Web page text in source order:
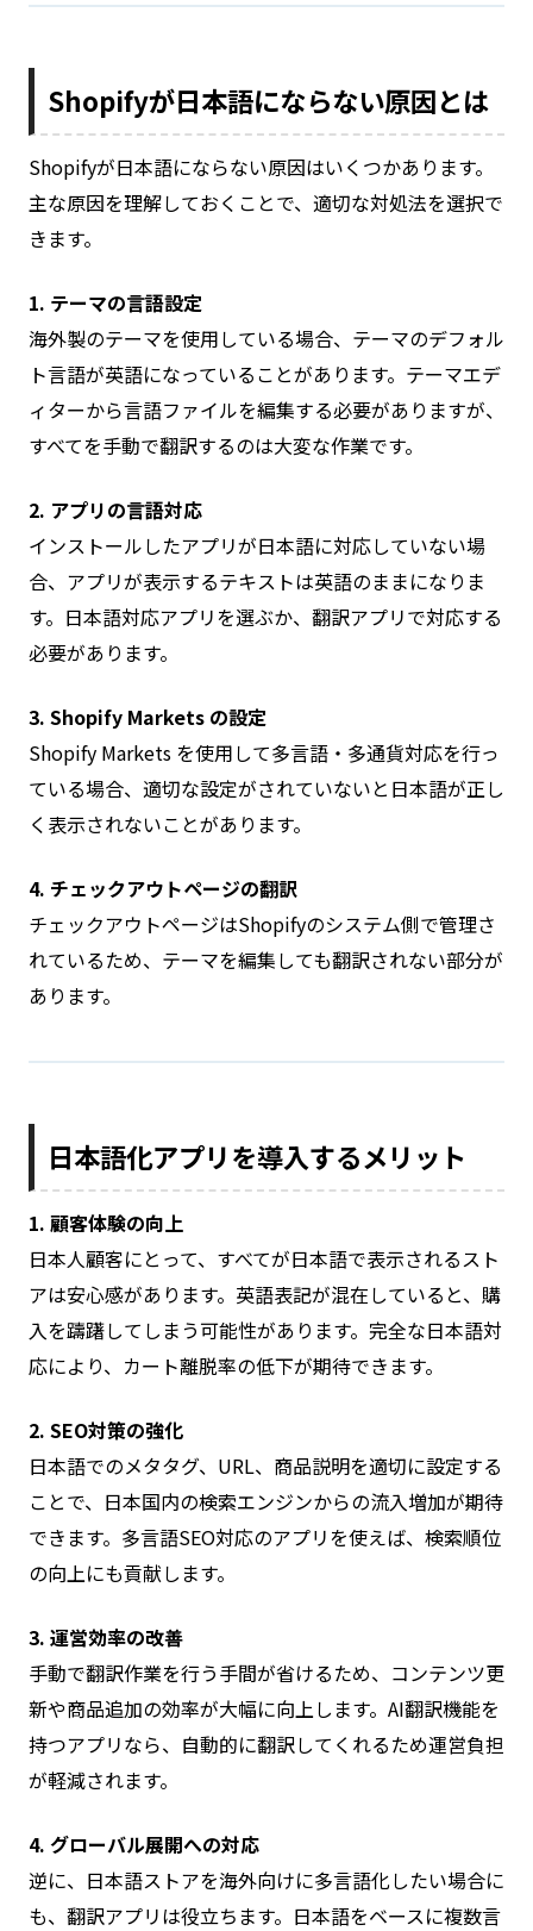
Shopifyが日本語にならない原因とは
Shopifyが日本語にならない原因はいくつかあります。
主な原因を理解しておくことで、適切な対処法を選択で
きます。
1. テーマの言語設定
海外製のテーマを使用している場合、テーマのデフォル
ト言語が英語になっていることがあります。テーマエデ
ィターから言語ファイルを編集する必要がありますが、
すべてを手動で翻訳するのは大変な作業です。
2. アプリの言語対応
インストールしたアプリが日本語に対応していない場
合、アプリが表示するテキストは英語のままになりま
す。日本語対応アプリを選ぶか、翻訳アプリで対応する
必要があります。
3. Shopify Markets の設定
Shopify Markets を使用して多言語・多通貨対応を行っ
ている場合、適切な設定がされていないと日本語が正し
く表示されないことがあります。
4. チェックアウトページの翻訳
チェックアウトページはShopifyのシステム側で管理さ
れているため、テーマを編集しても翻訳されない部分が
あります。
日本語化アプリを導入するメリット
1. 顧客体験の向上
日本人顧客にとって、すべてが日本語で表示されるスト
アは安心感があります。英語表記が混在していると、購
入を躊躇してしまう可能性があります。完全な日本語対
応により、カート離脱率の低下が期待できます。
2. SEO対策の強化
日本語でのメタタグ、URL、商品説明を適切に設定する
ことで、日本国内の検索エンジンからの流入増加が期待
できます。多言語SEO対応のアプリを使えば、検索順位
の向上にも貢献します。
3. 運営効率の改善
手動で翻訳作業を行う手間が省けるため、コンテンツ更
新や商品追加の効率が大幅に向上します。AI翻訳機能を
持つアプリなら、自動的に翻訳してくれるため運営負担
が軽減されます。
4. グローバル展開への対応
逆に、日本語ストアを海外向けに多言語化したい場合に
も、翻訳アプリは役立ちます。日本語をベースに複数言